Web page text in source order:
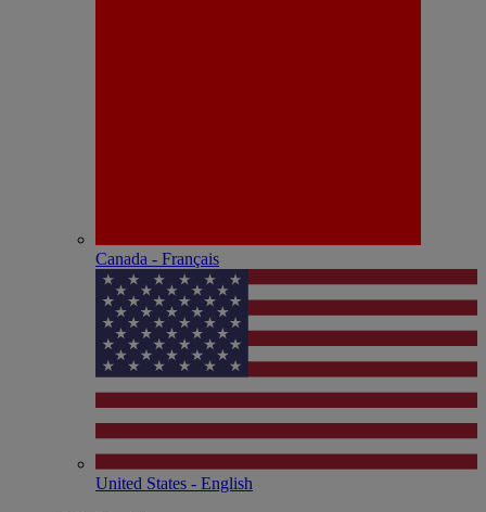
Canada - Français
United States - English